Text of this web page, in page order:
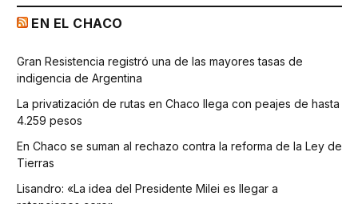
EN EL CHACO
Gran Resistencia registró una de las mayores tasas de
indigencia de Argentina
La privatización de rutas en Chaco llega con peajes de hasta
4.259 pesos
En Chaco se suman al rechazo contra la reforma de la Ley de
Tierras
Lisandro: «La idea del Presidente Milei es llegar a